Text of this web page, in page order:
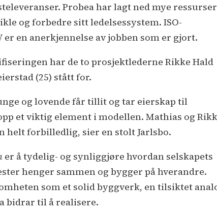
Probea har lagt ned mye
og forbedre sitt ledelsessystem. ISO-
en anerkjennelse av jobben som er gjort.
har de to prosjektlederne Rikke Hald
(25) stått for.
og lovende får tillit og tar eierskap til
et viktig element i modellen. Mathias og
helt forbilledlig, sier en stolt Jarlsbo.
er å tydelig- og synliggjøre hvordan selskapets
henger sammen og bygger på hverandre.
som et solid byggverk, en tilsiktet
bidrar til å realisere.